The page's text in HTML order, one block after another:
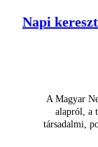
Napi
A Magyar
alapról, a
társadalmi,